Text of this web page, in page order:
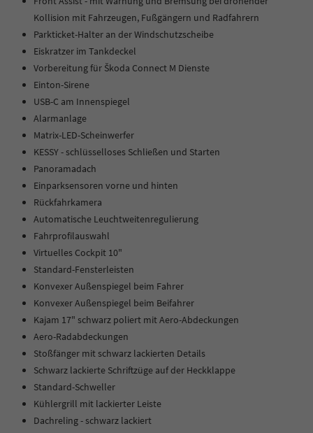
Kollision mit Fahrzeugen, Fußgängern und Radfahrern
Parkticket-Halter an der Windschutzscheibe
Eiskratzer im Tankdeckel
Vorbereitung für Škoda Connect M Dienste
Einton-Sirene
USB-C am Innenspiegel
Alarmanlage
Matrix-LED-Scheinwerfer
KESSY - schlüsselloses Schließen und Starten
Panoramadach
Einparksensoren vorne und hinten
Rückfahrkamera
Automatische Leuchtweitenregulierung
Fahrprofilauswahl
Virtuelles Cockpit 10"
Standard-Fensterleisten
Konvexer Außenspiegel beim Fahrer
Konvexer Außenspiegel beim Beifahrer
Kajam 17" schwarz poliert mit Aero-Abdeckungen
Aero-Radabdeckungen
Stoßfänger mit schwarz lackierten Details
Schwarz lackierte Schriftzüge auf der Heckklappe
Standard-Schweller
Kühlergrill mit lackierter Leiste
Dachreling - schwarz lackiert